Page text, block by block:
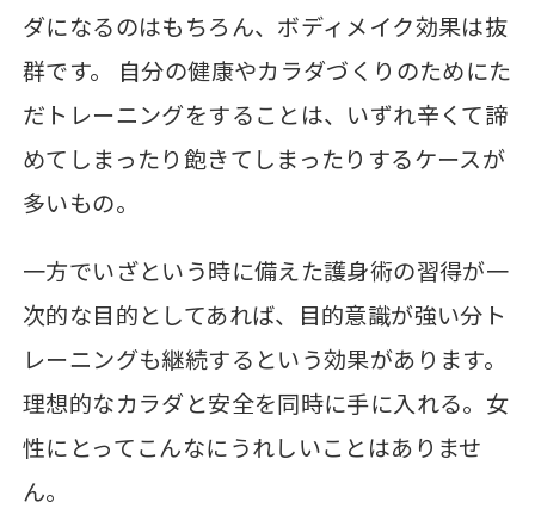
ダになるのはもちろん、ボディメイク効果は抜
群です。 自分の健康やカラダづくりのためにた
だトレーニングをすることは、いずれ辛くて諦
めてしまったり飽きてしまったりするケースが
多いもの。
一方でいざという時に備えた護身術の習得が一
次的な目的としてあれば、目的意識が強い分ト
レーニングも継続するという効果があります。
理想的なカラダと安全を同時に手に入れる。女
性にとってこんなにうれしいことはありませ
ん。